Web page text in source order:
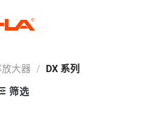
大器 / DX 系列
筛选